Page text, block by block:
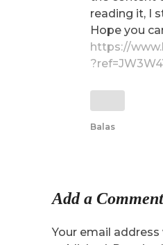
reading it, I
Hope you
https://
Balas
Add a Comment
Your email